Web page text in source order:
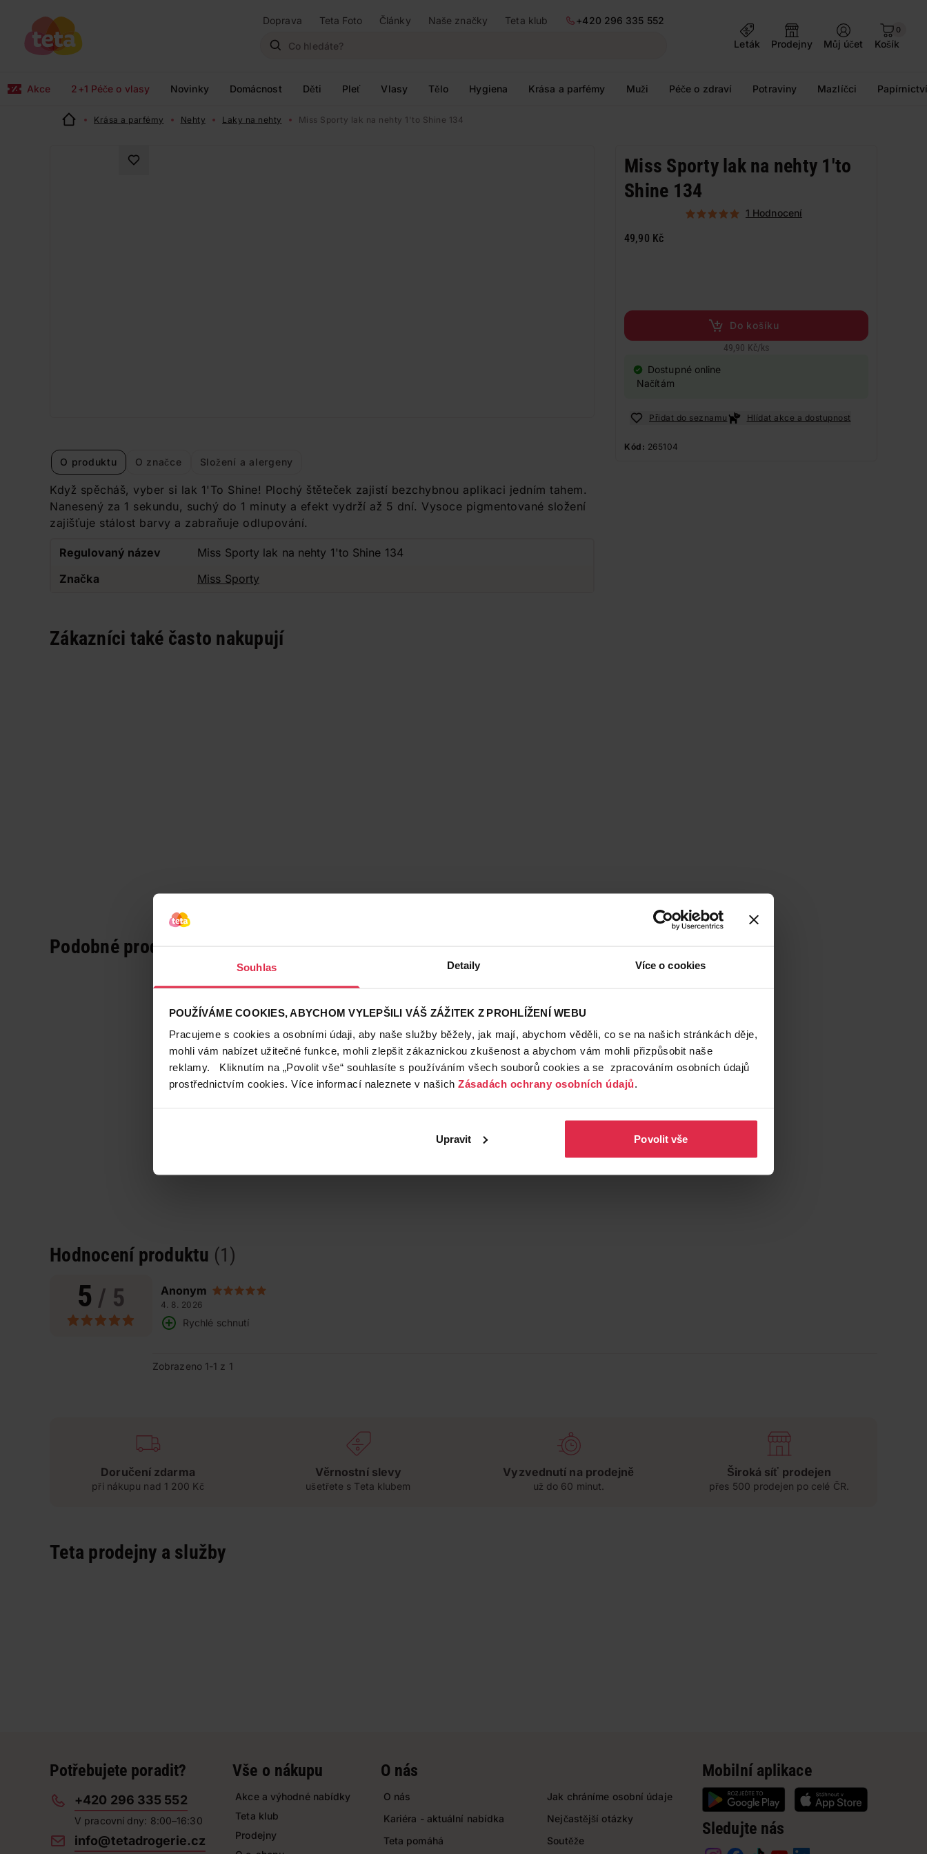
Souhlas Detaily Více o cookies
POUŽÍVÁME COOKIES, ABYCHOM VYLEPŠILI VÁŠ ZÁŽITEK Z PROHLÍŽENÍ WEBU
Pracujeme s cookies a osobními údaji, aby naše služby běžely, jak mají, abychom věděli, co se na našich stránkách děje,
mohli vám nabízet užitečné funkce, mohli zlepšit zákaznickou zkušenost a abychom vám mohli přizpůsobit naše
reklamy. Kliknutím na „Povolit vše“ souhlasíte s používáním všech souborů cookies a se zpracováním osobních údajů
prostřednictvím cookies. Více informací naleznete v našich Zásadách ochrany osobních údajů.
Upravit Povolit vše
Doprava Teta Foto Články Naše značky Teta klub
+420 296 335 552
Leták
Prodejny Můj účet
0
Košík
Akce 2+1 Péče o vlasy Novinky Domácnost Děti Pleť Vlasy Tělo Hygiena Krása a parfémy Muži Péče o zdraví Potraviny Mazlíčci
Krása a parfémy Nehty Laky na nehty Miss Sporty lak na nehty 1'to Shine 134
O produktu O značce Složení a alergeny
Když spěcháš, vyber si lak 1'To Shine! Plochý štěteček zajistí bezchybnou aplikaci jedním tahem.
Nanesený za 1 sekundu, suchý do 1 minuty a efekt vydrží až 5 dní. Vysoce pigmentované složení
zajišťuje stálost barvy a zabraňuje odlupování.
Regulovaný název
Miss Sporty lak na nehty 1'to Shine 134
Značka
Miss Sporty
Miss Sporty lak na nehty 1'to
Shine 134
1 Hodnocení
49,90 Kč
Do košíku
49,90 Kč/ks
Dostupné online
Načítám
Přidat do seznamu Hlídat akce a dostupnost
Kód: 265104
Zákazníci také často nakupují
Podobné produkty
Hodnocení produktu (1)
5 / 5 Anonym
4. 8. 2026
Rychlé schnutí
Zobrazeno 1-1 z 1
Doručení zdarma
při nákupu nad 1 200 Kč
Věrnostní slevy
ušetřete s Teta klubem
Vyzvednutí na prodejně
už do 60 minut.
Široká síť prodejen
přes 500 prodejen po celé ČR.
Teta prodejny a služby
Potřebujete poradit?
+420 296 335 552
V pracovní dny: 8:00–16:30
info@tetadrogerie.cz
Vše o nákupu
Akce a výhodné nabídky
Teta klub
Prodejny
O nás
O nás
Kariéra - aktuální nabídka
Teta pomáhá
Jak chráníme osobní údaje
Nejčastější otázky
Soutěže
Mobilní aplikace
Sledujte nás